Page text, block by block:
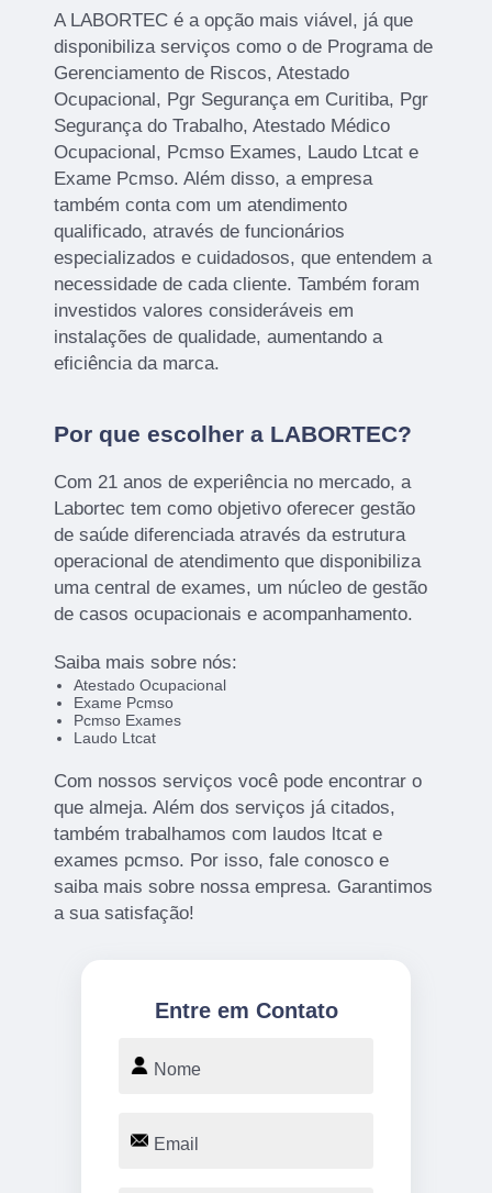
A LABORTEC é a opção mais viável, já que
disponibiliza serviços como o de Programa de
Gerenciamento de Riscos, Atestado
Ocupacional, Pgr Segurança em Curitiba, Pgr
Segurança do Trabalho, Atestado Médico
Ocupacional, Pcmso Exames, Laudo Ltcat e
Exame Pcmso. Além disso, a empresa
também conta com um atendimento
qualificado, através de funcionários
especializados e cuidadosos, que entendem a
necessidade de cada cliente. Também foram
investidos valores consideráveis em
instalações de qualidade, aumentando a
eficiência da marca.
Por que escolher a LABORTEC?
Com 21 anos de experiência no mercado, a
Labortec tem como objetivo oferecer gestão
de saúde diferenciada através da estrutura
operacional de atendimento que disponibiliza
uma central de exames, um núcleo de gestão
de casos ocupacionais e acompanhamento.
Saiba mais sobre nós:
Atestado Ocupacional
Exame Pcmso
Pcmso Exames
Laudo Ltcat
Com nossos serviços você pode encontrar o
que almeja. Além dos serviços já citados,
também trabalhamos com laudos ltcat e
exames pcmso. Por isso, fale conosco e
saiba mais sobre nossa empresa. Garantimos
a sua satisfação!
Entre em Contato